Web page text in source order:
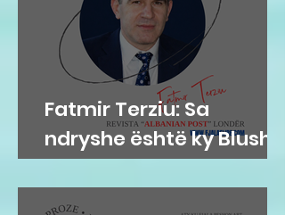
Fatmir Terziu: Sa
ndryshe është ky Blushi
nga Blushi